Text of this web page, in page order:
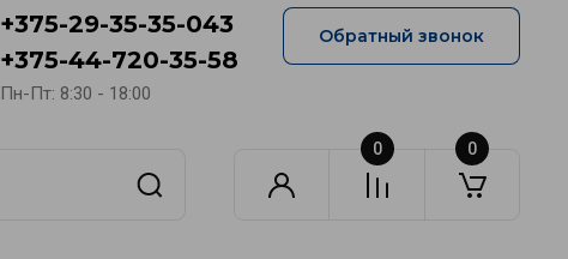
+375-29-35-35-043
+375-44-720-35-58
Пн-Пт: 8:30 - 18:00
Обратный звонок
0 0